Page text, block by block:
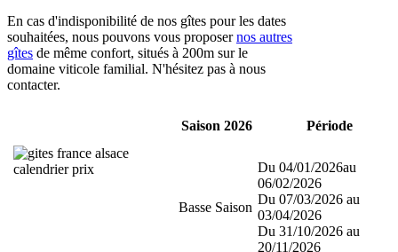
En cas d'indisponibilité de nos gîtes pour les dates
souhaitées, nous pouvons vous proposernos autres
gîtes de même confort, situés à 200m sur le
domaine viticole familial. N'hésitez pas à nous
contacter.
Saison 2026 Période
Basse Saison
Du 04/01/2026au
06/02/2026
Du 07/03/2026 au
03/04/2026
Du 31/10/2026 au
20/11/2026